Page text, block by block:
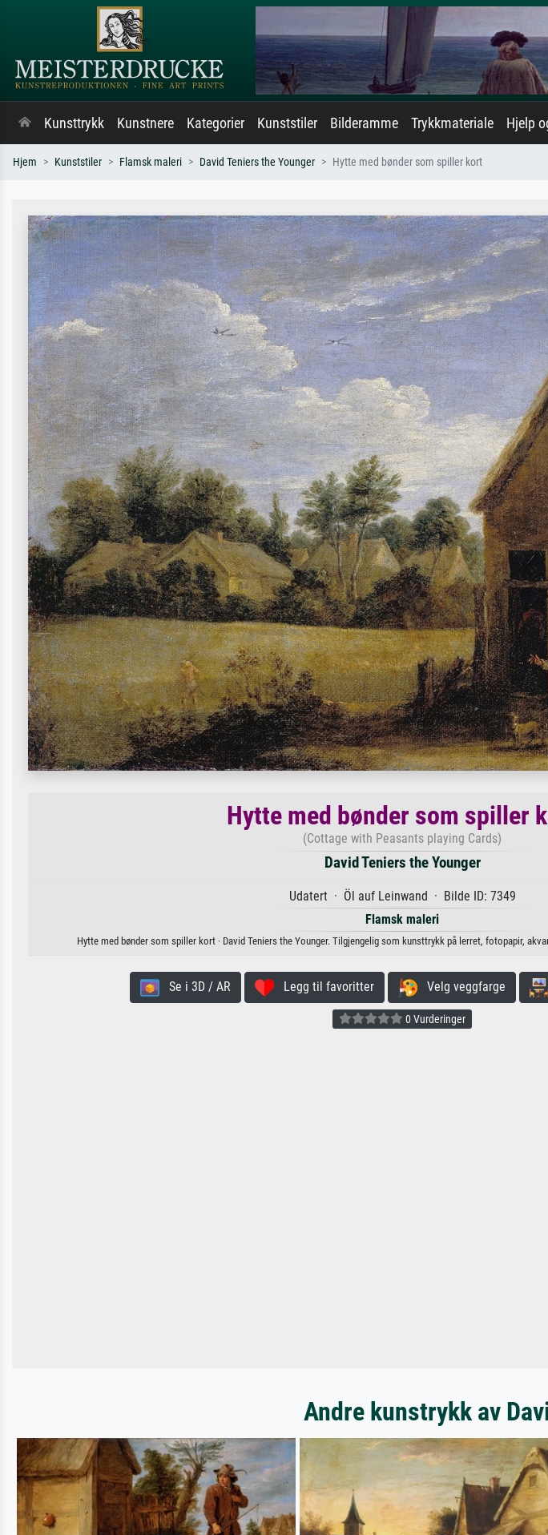
Kunsttrykk Kunstnere Kategorier Kunststiler Bilderamme Trykkmateriale Hjelp
Hjem Kunststiler Flamsk maleri David Teniers the Younger Hytte med bønder som spiller kort
Hytte med bønder som spiller
(Cottage with Peasants playing Cards)
David Teniers the Younger
Udatert · Öl auf Leinwand · Bilde ID: 7349
Flamsk maleri
Hytte med bønder som spiller kort · David Teniers the Younger. Tilgjengelig som kunsttrykk på lerret, fotopapir,
Se i 3D / AR Legg til favoritter Velg veggfarge
0 Vurderinger
Andre kunstrykk av